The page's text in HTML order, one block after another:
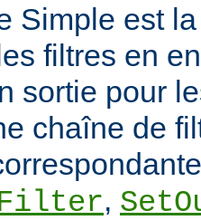
Simple est
filtres en
sortie pour
chaîne de
,